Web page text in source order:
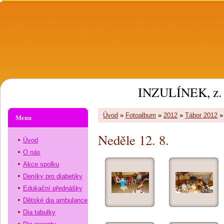
INZULÍNEK, z.
Úvod » Fotoalbum » 2012 » Tábor 2012
Neděle 12. 8.
Menu
Úvod
O nás
Akce spolku
Deníky pro diabetiky
Edukační přednášky
Dětské dia ambulance
Dia tabulky